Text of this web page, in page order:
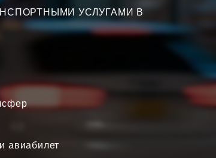
УСЛУГАМИ В
авиабилет